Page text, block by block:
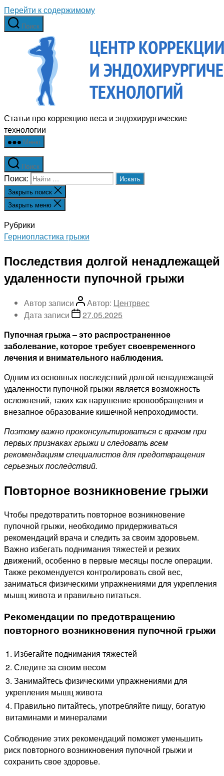
Перейти к содержимому
Поиск
Статьи про коррекцию веса и эндохирургические
технологии
Меню
Поиск
Поиск:
Закрыть поиск
Закрыть меню
Рубрики
Герниопластика грыжи
Последствия долгой ненадлежащей
удаленности пупочной грыжи
Автор записи Автор: Центрвес
Дата записи
27.05.2025
Пупочная грыжа – это распространенное
заболевание, которое требует своевременного
лечения и внимательного наблюдения.
Одним из основных последствий долгой ненадлежащей
удаленности пупочной грыжи является возможность
осложнений, таких как нарушение кровообращения и
внезапное образование кишечной непроходимости.
Поэтому важно проконсультироваться с врачом при
первых признаках грыжи и следовать всем
рекомендациям специалистов для предотвращения
серьезных последствий.
Повторное возникновение грыжи
Чтобы предотвратить повторное возникновение
пупочной грыжи, необходимо придерживаться
рекомендаций врача и следить за своим здоровьем.
Важно избегать поднимания тяжестей и резких
движений, особенно в первые месяцы после операции.
Также рекомендуется контролировать свой вес,
заниматься физическими упражнениями для укрепления
мышц живота и правильно питаться.
Рекомендации по предотвращению
повторного возникновения пупочной грыжи
1. Избегайте поднимания тяжестей
2. Следите за своим весом
3. Занимайтесь физическими упражнениями для
укрепления мышц живота
4. Правильно питайтесь, употребляйте пищу, богатую
витаминами и минералами
Соблюдение этих рекомендаций поможет уменьшить
риск повторного возникновения пупочной грыжи и
сохранить свое здоровье.